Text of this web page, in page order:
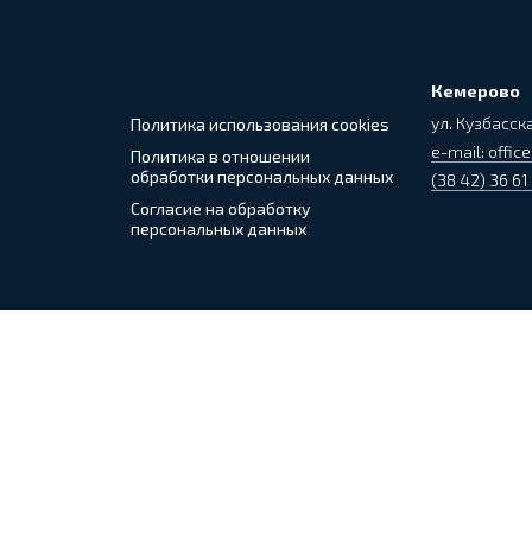
Политика использования cookies
Политика в отношении
обработки персональных данных
Согласие на обработку
персональных данных
Кемерово
ул.
e-mail:
(38 42) 36